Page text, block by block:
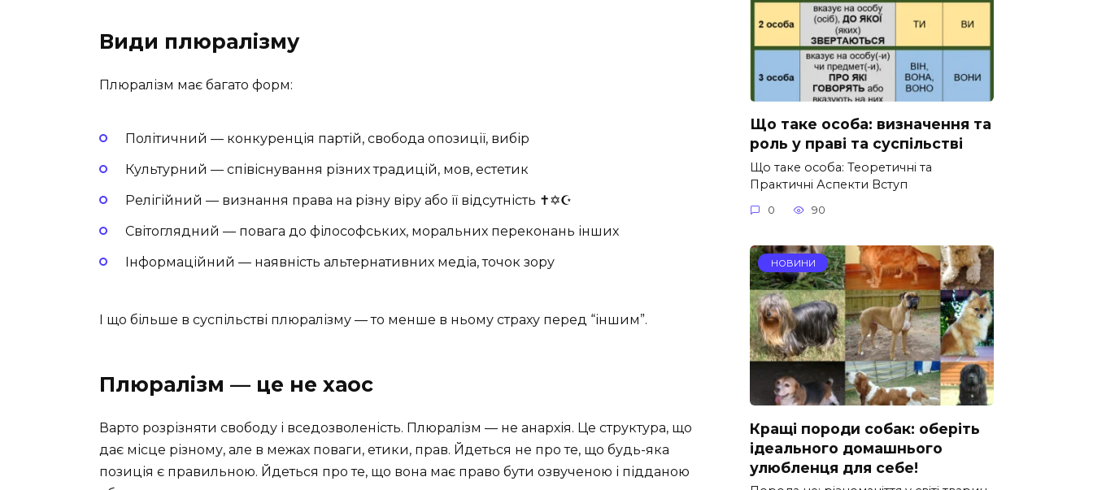
Види плюралізму
Плюралізм має багато форм:
Політичний — конкуренція партій, свобода опозиції, вибір ️
Культурний — співіснування різних традицій, мов, естетик
Релігійний — визнання права на різну віру або її відсутність ✝️✡️☪️
Світоглядний — повага до філософських, моральних переконань інших
Інформаційний — наявність альтернативних медіа, точок зору
І що більше в суспільстві плюралізму — то менше в ньому страху перед “іншим”.
Плюралізм — це не хаос
Варто розрізняти свободу і вседозволеність. Плюралізм — не анархія. Це структура, що
дає місце різному, але в межах поваги, етики, прав. Йдеться не про те, що будь-яка
позиція є правильною. Йдеться про те, що вона має право бути озвученою і підданою
Що таке особа: визначення та
роль у праві та суспільстві
Що таке особа: Теоретичні та
Практичні Аспекти Вступ
0 90
НОВИНИ
Кращі породи собак: оберіть
ідеального домашнього
улюбленця для себе!